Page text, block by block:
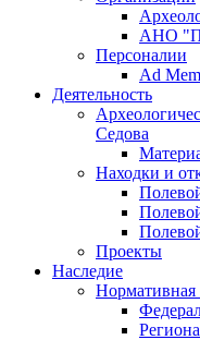
АНО
Персоналии
Ad
Деятельность
Седова
Находки и
Проекты
Наследие
Нормативная